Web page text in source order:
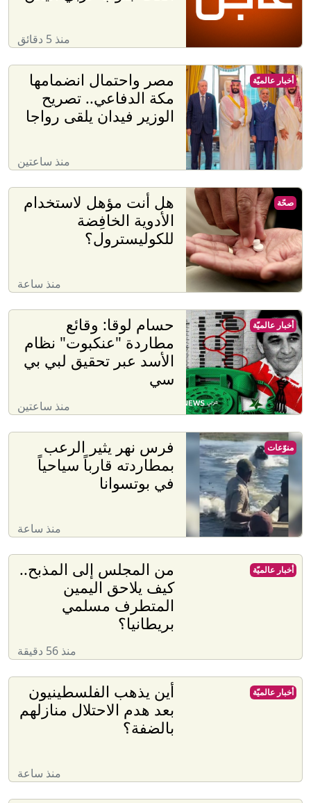
منذ 5 دقائق
مصر واحتمال انضمامها
مكة الدفاعي.. تصريح
الوزير فيدان يلقى رواجا
منذ ساعتين
أخبار عالميّة
هل أنت مؤهل لاستخدام
الأدوية الخافِضة
للكوليسترول؟
منذ ساعة
صحّة
حسام لوقا: وقائع
مطاردة "عنكبوت" نظام
الأسد عبر تحقيق لبي بي
سي
منذ ساعتين
أخبار عالميّة
فرس نهر يثير الرعب
بمطاردته قارباً سياحياً
في بوتسوانا
منذ ساعة
منوّعات
من المجلس إلى المذبح..
كيف يلاحق اليمين
المتطرف مسلمي
بريطانيا؟
منذ 56 دقيقة
أخبار عالميّة
أين يذهب الفلسطينيون
بعد هدم الاحتلال منازلهم
بالضفة؟
منذ ساعة
أخبار عالميّة